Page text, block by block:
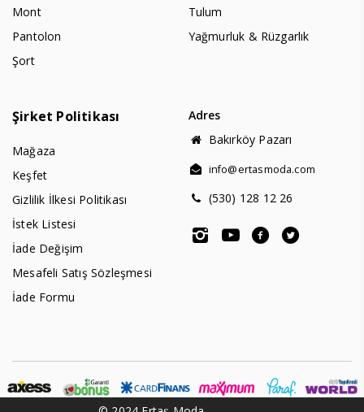
Mont
Pantolon
Şort
Tulum
Yağmurluk & Rüzgarlık
Şirket Politikası
Mağaza
Keşfet
Gizlilik İlkesi Politikası
İstek Listesi
İade Değişim
Mesafeli Satış Sözleşmesi
İade Formu
Adres
Bakırköy Pazarı
info@ertasmoda.com
(530) 128 12 26